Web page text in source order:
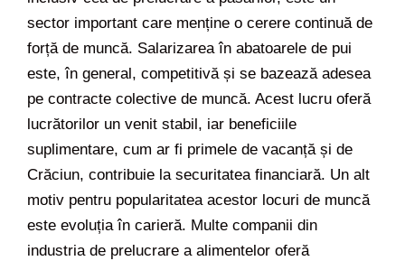
sector important care menține o cerere continuă de
forță de muncă. Salarizarea în abatoarele de pui
este, în general, competitivă și se bazează adesea
pe contracte colective de muncă. Acest lucru oferă
lucrătorilor un venit stabil, iar beneficiile
suplimentare, cum ar fi primele de vacanță și de
Crăciun, contribuie la securitatea financiară. Un alt
motiv pentru popularitatea acestor locuri de muncă
este evoluția în carieră. Multe companii din
industria de prelucrare a alimentelor oferă